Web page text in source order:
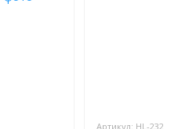
Артикул: HL-232